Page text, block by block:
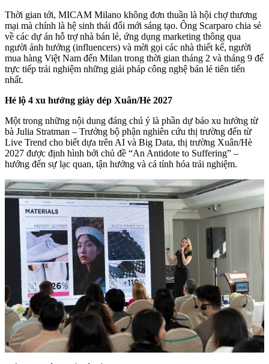
Thời gian tới, MICAM Milano không đơn thuần là hội chợ thương
mại mà chính là hệ sinh thái đổi mới sáng tạo. Ông Scarparo chia sẻ
về các dự án hỗ trợ nhà bán lẻ, ứng dụng marketing thông qua
người ảnh hưởng (influencers) và mời gọi các nhà thiết kế, người
mua hàng Việt Nam đến Milan trong thời gian tháng 2 và tháng 9 để
trực tiếp trải nghiệm những giải pháp công nghệ bán lẻ tiên tiến
nhất.
Hé lộ 4 xu hướng giày dép Xuân/Hè 2027
Một trong những nội dung đáng chú ý là phần dự báo xu hướng từ
bà Julia Stratman – Trưởng bộ phận nghiên cứu thị trường đến từ
Live Trend cho biết dựa trên AI và Big Data, thị trường Xuân/Hè
2027 được định hình bởi chủ đề “An Antidote to Suffering” –
hướng đến sự lạc quan, tận hưởng và cá tính hóa trải nghiệm.